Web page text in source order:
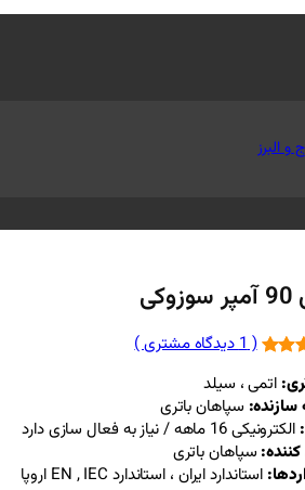
و البرز
( 1 دیدگاه مشتری )
اتمی ، سیلد
سازنده: سپاهان باتری
الکترونیکی 16 ماهه / نیاز به فعال سازی دارد
کننده: سپاهان باتری
استاندارد ایران ، استاندارد EN , IEC اروپا